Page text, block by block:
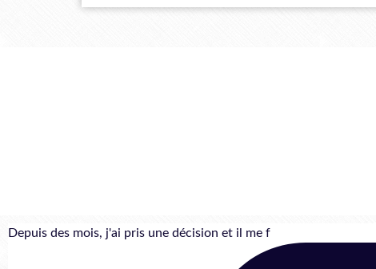
Depuis des mois, j'ai pris une décision et il me f